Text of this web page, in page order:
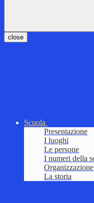
close
Scuola
Presentazione
I luoghi
Le persone
I numeri della
Organizzazione
La storia